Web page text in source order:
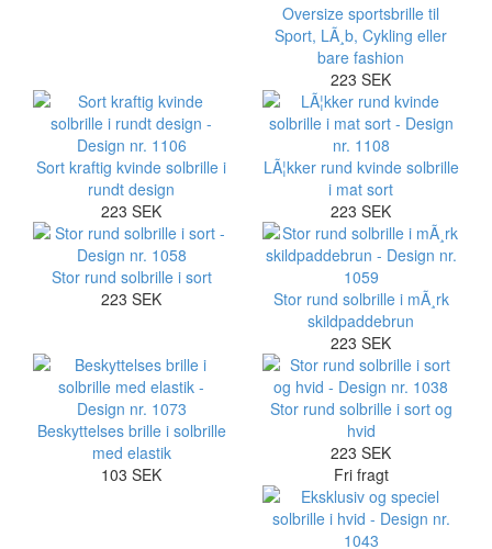
Oversize sportsbrille til
Sport, LÃ¸b, Cykling eller
bare fashion
223 SEK
Sort kraftig kvinde solbrille i
rundt design
223 SEK
LÃ¦kker rund kvinde solbrille
i mat sort
223 SEK
Stor rund solbrille i sort
223 SEK
Stor rund solbrille i mÃ¸rk
skildpaddebrun
223 SEK
Beskyttelses brille i solbrille
med elastik
103 SEK
Stor rund solbrille i sort og
hvid
223 SEK
Fri fragt